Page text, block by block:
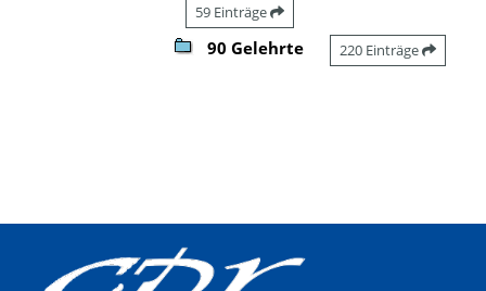
59 Einträge
90 Gelehrte 220 Einträge